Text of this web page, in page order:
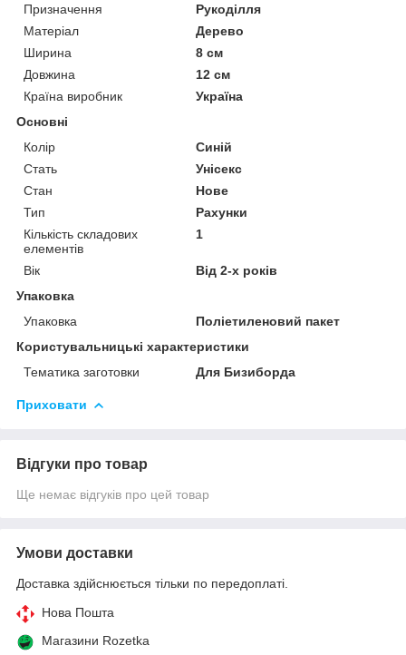
Призначення
Рукоділля
Матеріал
Дерево
Ширина
8 см
Довжина
12 см
Країна виробник
Україна
Основні
Колір
Синій
Стать
Унісекс
Стан
Нове
Тип
Рахунки
Кількість складових
елементів
1
Вік
Від 2-х років
Упаковка
Упаковка
Поліетиленовий пакет
Користувальницькі характеристики
Тематика заготовки
Для Бизиборда
Приховати
Відгуки про товар
Ще немає відгуків про цей товар
Умови доставки
Доставка здійснюється тільки по передоплаті.
Нова Пошта
Магазини Rozetka